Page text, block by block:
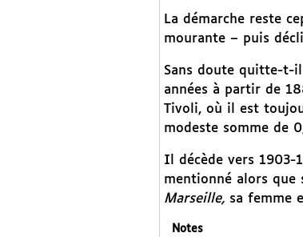
La démarche reste
mourante – puis
Sans doute quitte-t-
années à partir de
Tivoli, où il est
modeste somme de
Il décède vers 1903-
mentionné alors que
Marseille, sa femme
Notes